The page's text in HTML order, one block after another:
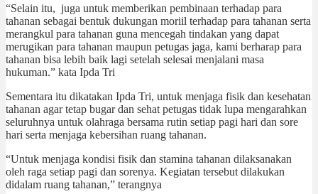
“Selain itu, juga untuk memberikan pembinaan terhadap para
tahanan sebagai bentuk dukungan moriil terhadap para tahanan serta
merangkul para tahanan guna mencegah tindakan yang dapat
merugikan para tahanan maupun petugas jaga, kami berharap para
tahanan bisa lebih baik lagi setelah selesai menjalani masa
hukuman.” kata Ipda Tri
Sementara itu dikatakan Ipda Tri, untuk menjaga fisik dan kesehatan
tahanan agar tetap bugar dan sehat petugas tidak lupa mengarahkan
seluruhnya untuk olahraga bersama rutin setiap pagi hari dan sore
hari serta menjaga kebersihan ruang tahanan.
“Untuk menjaga kondisi fisik dan stamina tahanan dilaksanakan
oleh raga setiap pagi dan sorenya. Kegiatan tersebut dilakukan
didalam ruang tahanan,” terangnya